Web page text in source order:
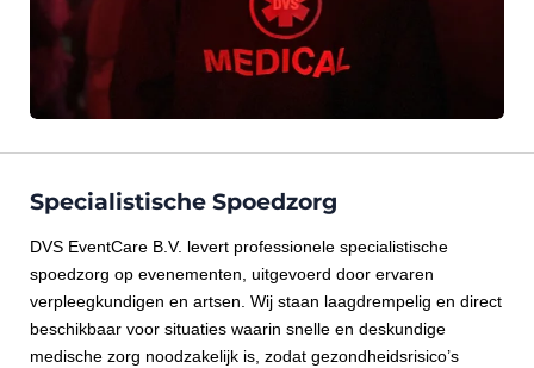
Specialistische Spoedzorg
DVS EventCare B.V. levert professionele specialistische
spoedzorg op evenementen, uitgevoerd door ervaren
verpleegkundigen en artsen. Wij staan laagdrempelig en direct
beschikbaar voor situaties waarin snelle en deskundige
medische zorg noodzakelijk is, zodat gezondheidsrisico’s